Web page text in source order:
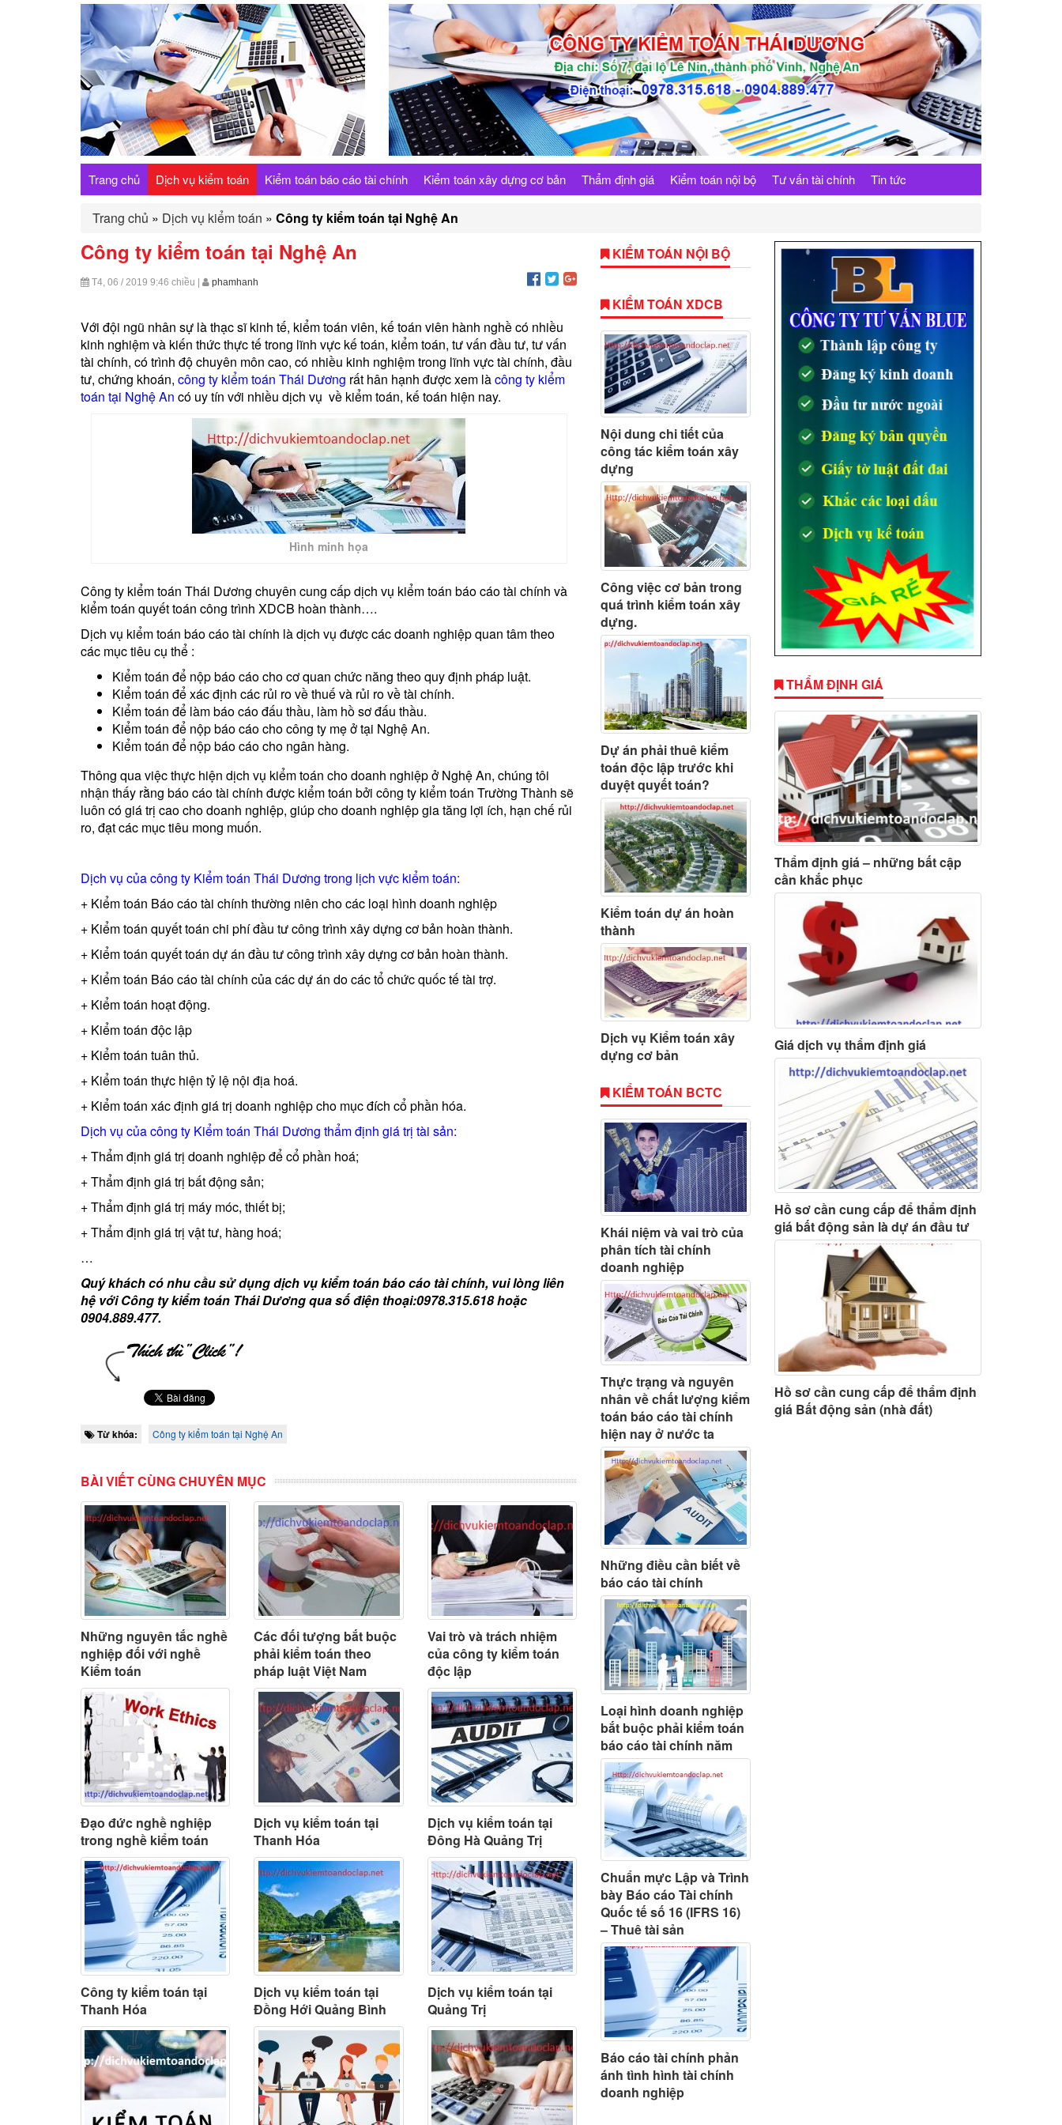
Trang chủ Dịch vụ kiểm toán Kiểm toán báo cáo tài chính Kiểm toán xây dựng cơ bản Thẩm định giá Kiểm toán nội bộ Tư vấn tài chính Tin tức
Trang chủ » Dịch vụ kiểm toán » Công ty kiểm toán tại Nghệ An
Công ty kiểm toán tại Nghệ An
T4, 06 / 2019 9:46 chiều phamhanh
Với đội ngũ nhân sự là thạc sĩ kinh tế, kiểm toán viên, kế toán viên hành nghề có nhiều
kinh nghiệm và kiến thức thực tế trong lĩnh vực kế toán, kiểm toán, tư vấn đầu tư, tư vấn
tài chính, có trình độ chuyên môn cao, có nhiều kinh nghiệm trong lĩnh vực tài chính, đầu
tư, chứng khoán, công ty kiểm toán Thái Dương rất hân hạnh được xem làcông ty kiểm
toán tại Nghệ An có uy tín với nhiều dịch vụ về kiểm toán, kế toán hiện nay.
Hình minh họa
Công ty kiểm toán Thái Dương chuyên cung cấp dịch vụ kiểm toán báo cáo tài chính và
kiểm toán quyết toán công trình XDCB hoàn thành….
Dịch vụ kiểm toán báo cáo tài chính là dịch vụ được các doanh nghiệp quan tâm theo
các mục tiêu cụ thể :
Kiểm toán để nộp báo cáo cho cơ quan chức năng theo quy định pháp luật.
Kiểm toán để xác định các rủi ro về thuế và rủi ro về tài chính.
Kiểm toán để làm báo cáo đấu thầu, làm hồ sơ đấu thầu.
Kiểm toán để nộp báo cáo cho công ty mẹ ở tại Nghệ An.
Kiểm toán để nộp báo cáo cho ngân hàng.
Thông qua việc thực hiện dịch vụ kiểm toán cho doanh nghiệp ở Nghệ An, chúng tôi
nhận thấy rằng báo cáo tài chính được kiểm toán bởi công ty kiểm toán Trường Thành sẽ
luôn có giá trị cao cho doanh nghiệp, giúp cho doanh nghiệp gia tăng lợi ích, hạn chế rủi
ro, đạt các mục tiêu mong muốn.
Dịch vụ của công ty Kiểm toán Thái Dương trong lịch vực kiểm toán:
+ Kiểm toán Báo cáo tài chính thường niên cho các loại hình doanh nghiệp
+ Kiểm toán quyết toán chi phí đầu tư công trình xây dựng cơ bản hoàn thành.
+ Kiểm toán quyết toán dự án đầu tư công trình xây dựng cơ bản hoàn thành.
+ Kiểm toán Báo cáo tài chính của các dự án do các tổ chức quốc tế tài trợ.
+ Kiểm toán hoạt động.
+ Kiểm toán độc lập
+ Kiểm toán tuân thủ.
+ Kiểm toán thực hiện tỷ lệ nội địa hoá.
+ Kiểm toán xác định giá trị doanh nghiệp cho mục đích cổ phần hóa.
Dịch vụ của công ty Kiểm toán Thái Dương thẩm định giá trị tài sản:
+ Thẩm định giá trị doanh nghiệp để cổ phần hoá;
+ Thẩm định giá trị bất động sản;
+ Thẩm định giá trị máy móc, thiết bị;
+ Thẩm định giá trị vật tư, hàng hoá;
…
Quý khách có nhu cầu sử dụng dịch vụ kiểm toán báo cáo tài chính, vui lòng liên
hệ với Công ty kiểm toán Thái Dương qua số điện thoại:0978.315.618 hoặc
0904.889.477.
Từ khóa: Công ty kiểm toán tại Nghệ An
BÀI VIẾT CÙNG CHUYÊN MỤC
Những nguyên tắc nghề
nghiệp đối với nghề
Kiểm toán
Các đối tượng bắt buộc
phải kiểm toán theo
pháp luật Việt Nam
Vai trò và trách nhiệm
của công ty kiểm toán
độc lập
Đạo đức nghề nghiệp
trong nghề kiểm toán
Dịch vụ kiểm toán tại
Thanh Hóa
Dịch vụ kiểm toán tại
Đông Hà Quảng Trị
Công ty kiểm toán tại
Thanh Hóa
Dịch vụ kiểm toán tại
Đồng Hới Quảng Bình
Dịch vụ kiểm toán tại
Quảng Trị
KIỂM TOÁN NỘI BỘ
KIỂM TOÁN XDCB
Nội dung chi tiết của
công tác kiểm toán xây
dựng
Công việc cơ bản trong
quá trình kiểm toán xây
dựng.
Dự án phải thuê kiểm
toán độc lập trước khi
duyệt quyết toán?
Kiểm toán dự án hoàn
thành
Dịch vụ Kiểm toán xây
dựng cơ bản
KIỂM TOÁN BCTC
Khái niệm và vai trò của
phân tích tài chính
doanh nghiệp
Thực trạng và nguyên
nhân về chất lượng kiểm
toán báo cáo tài chính
hiện nay ở nước ta
Những điều cần biết về
báo cáo tài chính
Loại hình doanh nghiệp
bắt buộc phải kiểm toán
báo cáo tài chính năm
Chuẩn mực Lập và Trình
bày Báo cáo Tài chính
Quốc tế số 16 (IFRS 16)
– Thuê tài sản
Báo cáo tài chính phản
ánh tình hình tài chính
doanh nghiệp
THẨM ĐỊNH GIÁ
Thẩm định giá – những bất cập
cần khắc phục
Giá dịch vụ thẩm định giá
Hồ sơ cần cung cấp để thẩm định
giá bất động sản là dự án đầu tư
Hồ sơ cần cung cấp để thẩm định
giá Bất động sản (nhà đất)